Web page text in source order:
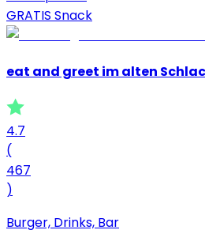
GRATIS Snack
eat and greet im alten
4.7
(
467
)
Burger, Drinks, Bar